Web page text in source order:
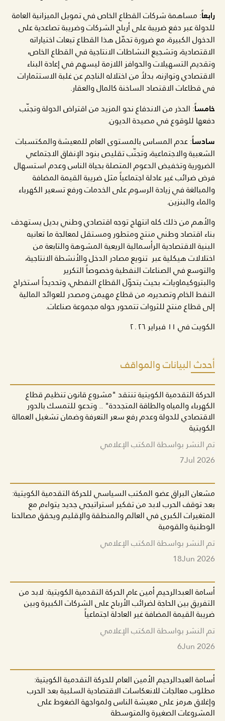
رابعاً: مساهمة شركات القطاع الخاص في تمويل الميزانية العامة
للدولة عبر دفع ضريبة على أرباح الشركات وضريبة تصاعدية على
الدخول الكبيرة، مع ضرورة تحمّل هذا القطاع تبعات اختياراته
الاقتصادية، وتشجيع النشاطات الانتاجية في القطاع الخاص،
وتقديم التسهيلات والحوافز اللازمة ليسهم في إعادة البناء
الاقتصادي وتوازنه، بدلاً من اختلاله الناجم عن غلبة الاستثمارات
في قطاعات الاقتصاد الساخنة كالمال والعقار.
خامساً: الحذر من الاندفاع نحو المزيد من اقتراض الدولة وتجنّب
دفعها للوقوع في مصيدة الديون.
سادساً: عدم المساس بالمستوى العام للمعيشة والمكتسبات
الشعبية والاجتماعية، وتجنّب تقليص بنود الإنفاق الاجتماعي
الضرورية وتخفيض الدعوم المتصلة بحياة الناس وعدم استسهال
فرض ضرائب غير عادلة اجتماعياً مثل ضريبة القيمة المضافة
والمبالغة في زيادة الرسوم على الخدمات ورفع تسعير الكهرباء
والماء والبنزين.
والأهم من ذلك كله انتهاج توجه اقتصادي وطني بديل يستهدف
بناء اقتصاد وطني منتج ومتطور ومستقل لمعالجة ما تعانيه
البنية الاقتصادية الرأسمالية الريعية المشوهة والتابعة من
اختلالات هيكلية عبر تنويع مصادر الدخل والأنشطة الانتاجية،
والتوسع في الصناعات النفطية وخصوصاً التكرير
والبتروكيماويات، بحيث يتحوّل القطاع النفطي، وتحديداً استخراج
النفط الخام وتصديره، من قطاع مهيمن ومصدر للعوائد المالية
إلى قطاع منتج للثروات تتمحور حوله مجموعة صناعات.
الكويت في ١١ فبراير ٢٠٢٦
أحدث البيانات والمواقف
الحركة التقدمية الكويتية تنتقد "مشروع قانون تنظيم قطاع
الكهرباء والمياه والطاقة المتجددة" .. وتدعو للتمسك بالدور
الاقتصادي للدولة وعدم رفع سعر التعرفة وضمان تشغيل العمالة
الكويتية
تم النشر بواسطة المكتب الإعلامي
Jul 2026
7
مشعان البراق عضو المكتب السياسي للحركة التقدمية الكويتية:
بعد توقف الحرب لابد من تفكير استراتيجي جديد يتواءم مع
المتغيرات الكبرى في العالم والمنطقة والإقليم ويحقق مصالحنا
الوطنية والقومية
تم النشر بواسطة المكتب الإعلامي
Jun 2026
18
أسامة العبدالرحيم أمين عام الحركة التقدمية الكويتية: لابد من
التفريق بين الحاجة لضرائب الأرباح على الشركات الكبيرة وبين
ضريبة القيمة المضافة غير العادلة اجتماعياً
تم النشر بواسطة المكتب الإعلامي
Jun 2026
6
أسامة العبدالرحيم الأمين العام للحركة التقدمية الكويتية:
مطلوب معالجات للانعكاسات الاقتصادية السلبية بعد الحرب
وإغلاق هرمز على معيشة الناس ولمواجهة الضغوط على
المشروعات الصغيرة والمتوسطة